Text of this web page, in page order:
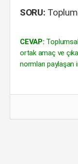
SORU:
CEVAP:
ortak amaç ve
normları paylaşan